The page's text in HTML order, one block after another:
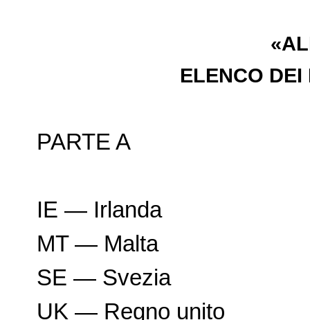
ELENCO DEI
PARTE A
IE — Irlanda
MT — Malta
SE — Svezia
UK — Regno unito